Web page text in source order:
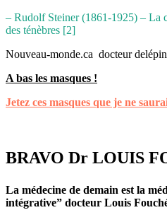
– Rudolf Steiner (1861-1925) – La
des ténèbres [2]
Nouveau-monde.ca
A bas les masques !
Jetez ces masques que je ne
BRAVO Dr LOUIS
La médecine de demain est la
intégrative” docteur Louis